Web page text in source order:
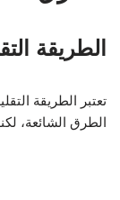
الطريقة
تعتبر الطريقة
الطرق الشائعة،